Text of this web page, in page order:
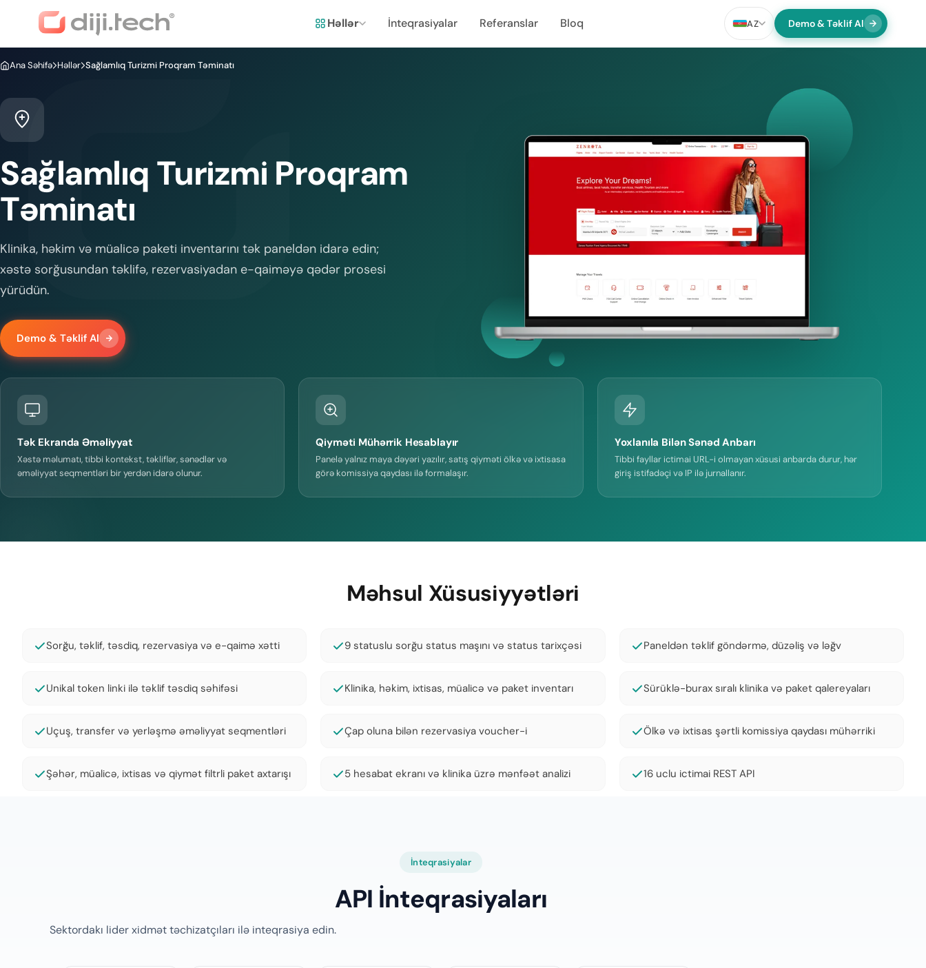
Həllər İnteqrasiyalar Referanslar Bloq AZ Demo & Təklif Al
Ana Səhifə Həllər Sağlamlıq Turizmi Proqram Təminatı
Sağlamlıq Turizmi Proqram
Təminatı
Klinika, həkim və müalicə paketi inventarını tək paneldən idarə edin;
xəstə sorğusundan təklifə, rezervasiyadan e-qaiməyə qədər prosesi
yürüdün.
Demo & Təklif Al
Tək Ekranda Əməliyyat
Xəstə məlumatı, tibbi kontekst, təkliflər, sənədlər və
əməliyyat seqmentləri bir yerdən idarə olunur.
Qiyməti Mühərrik Hesablayır
Panelə yalnız maya dəyəri yazılır, satış qiyməti ölkə və ixtisasa
görə komissiya qaydası ilə formalaşır.
Yoxlanıla Bilən Sənəd Anbarı
Tibbi fayllar ictimai URL-i olmayan xüsusi anbarda durur, hər
giriş istifadəçi və IP ilə jurnallanır.
Məhsul Xüsusiyyətləri
Sorğu, təklif, təsdiq, rezervasiya və e-qaimə xətti 9 statuslu sorğu status maşını və status tarixçəsi Paneldən təklif göndərmə, düzəliş və ləğv
Unikal token linki ilə təklif təsdiq səhifəsi Klinika, həkim, ixtisas, müalicə və paket inventarı Sürüklə-burax sıralı klinika və paket qalereyaları
Uçuş, transfer və yerləşmə əməliyyat seqmentləri Çap oluna bilən rezervasiya voucher-i Ölkə və ixtisas şərtli komissiya qaydası mühərriki
Şəhər, müalicə, ixtisas və qiymət filtrli paket axtarışı 5 hesabat ekranı və klinika üzrə mənfəət analizi 16 uclu ictimai REST API
İnteqrasiyalar
API İnteqrasiyaları
Sektordakı lider xidmət təchizatçıları ilə inteqrasiya edin.